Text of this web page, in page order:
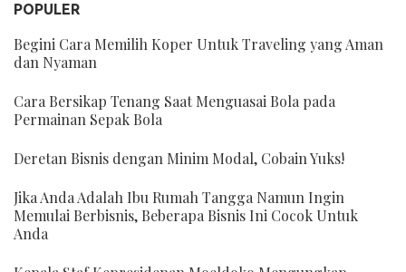
POPULER
Begini Cara Memilih Koper Untuk Traveling yang Aman
dan Nyaman
Cara Bersikap Tenang Saat Menguasai Bola pada
Permainan Sepak Bola
Deretan Bisnis dengan Minim Modal, Cobain Yuks!
Jika Anda Adalah Ibu Rumah Tangga Namun Ingin
Memulai Berbisnis, Beberapa Bisnis Ini Cocok Untuk
Anda